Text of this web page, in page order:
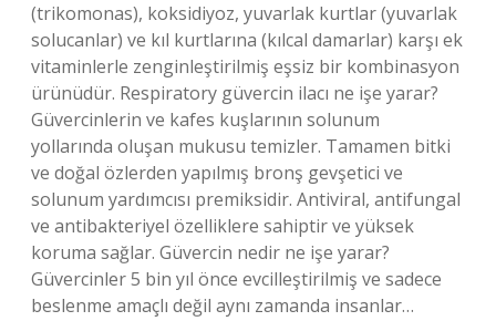
(trikomonas), koksidiyoz, yuvarlak kurtlar (yuvarlak
solucanlar) ve kıl kurtlarına (kılcal damarlar) karşı ek
vitaminlerle zenginleştirilmiş eşsiz bir kombinasyon
ürünüdür. Respiratory güvercin ilacı ne işe yarar?
Güvercinlerin ve kafes kuşlarının solunum
yollarında oluşan mukusu temizler. Tamamen bitki
ve doğal özlerden yapılmış bronş gevşetici ve
solunum yardımcısı premiksidir. Antiviral, antifungal
ve antibakteriyel özelliklere sahiptir ve yüksek
koruma sağlar. Güvercin nedir ne işe yarar?
Güvercinler 5 bin yıl önce evcilleştirilmiş ve sadece
beslenme amaçlı değil aynı zamanda insanlar…